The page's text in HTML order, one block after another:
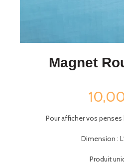
Magnet
Pour afficher vos
Dimension :
Produit